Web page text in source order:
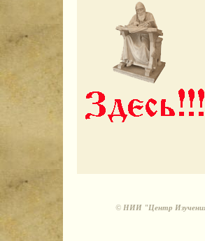
© НИИ "Центр